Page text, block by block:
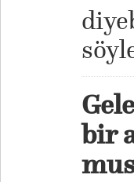
bir